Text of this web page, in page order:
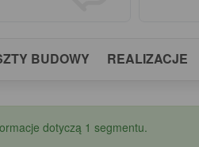
BUDOWY REALIZACJE
dotyczą 1 segmentu.